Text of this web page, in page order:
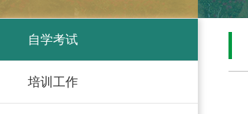
自学考试
培训工作